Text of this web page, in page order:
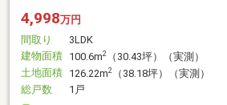
4,998万円
間取り
3LDK
建物面積 100.6m2
（30.43坪）（実測）
土地面積 126.22m2
（38.18坪）（実測）
総戸数
1戸